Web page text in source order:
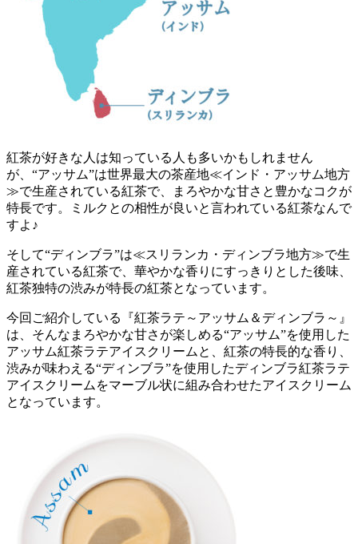
紅茶が好きな人は知っている人も多いかもしれません
が、“アッサム”は世界最大の茶産地≪インド・アッサム地方
≫で生産されている紅茶で、まろやかな甘さと豊かなコクが
特長です。ミルクとの相性が良いと言われている紅茶なんで
すよ♪
そして“ディンブラ”は≪スリランカ・ディンブラ地方≫で生
産されている紅茶で、華やかな香りにすっきりとした後味、
紅茶独特の渋みが特長の紅茶となっています。
今回ご紹介している『紅茶ラテ～アッサム＆ディンブラ～』
は、そんなまろやかな甘さが楽しめる“アッサム”を使用した
アッサム紅茶ラテアイスクリームと、紅茶の特長的な香り、
渋みが味わえる“ディンブラ”を使用したディンブラ紅茶ラテ
アイスクリームをマーブル状に組み合わせたアイスクリーム
となっています。